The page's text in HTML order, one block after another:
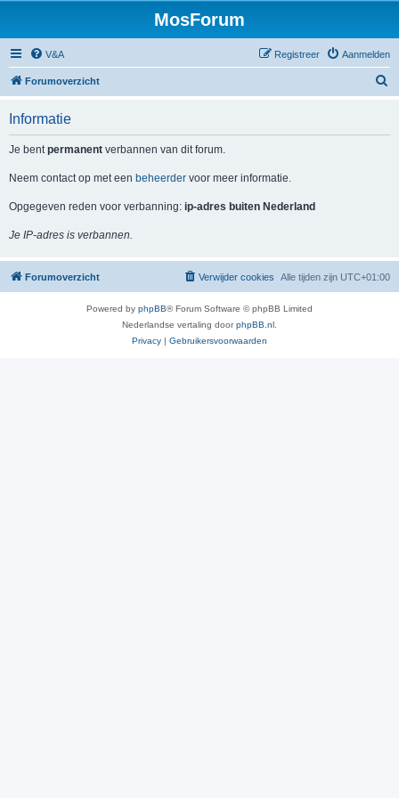
MosForum
V&A Aanmelden
Registreer
Forumoverzicht
Informatie
Je bentpermanent verbannen van dit forum.
Neem contact op met een beheerder voor meer informatie.
Opgegeven reden voor verbanning: ip-adres buiten Nederland
Je IP-adres is verbannen.
Forumoverzicht Alle tijden zijn UTC+01:00
Verwijder cookies
Powered by phpBB® Forum Software © phpBB Limited
Nederlandse vertaling doorphpBB.nl
Privacy | Gebruikersvoorwaarden